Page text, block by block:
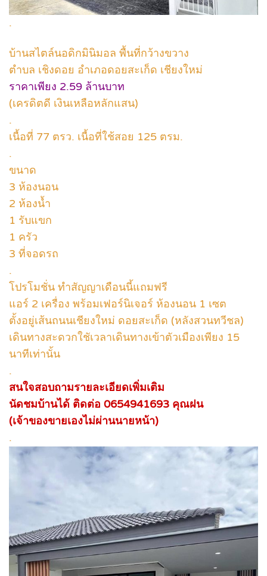
.
บ้านสไตล์นอดิกมินิมอล พื้นที่กว้างขวาง
ตำบล เชิงดอย อำเภอดอยสะเก็ด เชียงใหม่
ราคาเพียง 2.59 ล้านบาท
(เครดิตดี เงินเหลือหลักแสน)
.
เนื้อที่ 77 ตรว. เนื้อที่ใช้สอย 125 ตรม.
.
ขนาด
3 ห้องนอน
2 ห้องน้ำ
1 รับแขก
1 ครัว
3 ที่จอดรถ
.
โปรโมชั่น ทำสัญญาเดือนนี้แถมฟรี
แอร์ 2 เครื่อง พร้อมเฟอร์นิเจอร์ ห้องนอน 1 เซต
ตั้งอยู่เส้นถนนเชียงใหม่ ดอยสะเก็ด (หลังสวนทวีชล)
เดินทางสะดวกใชัเวลาเดินทางเข้าตัวเมืองเพียง 15
นาทีเท่านั้น
.
สนใจสอบถามรายละเอียดเพิ่มเติม
นัดชมบ้านได้ ติดต่อ 0654941693 คุณฝน
(เจ้าของขายเองไม่ผ่านนายหน้า)
.